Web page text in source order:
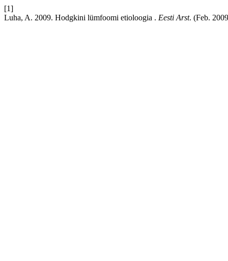
[1]
Luha, A. 2009. Hodgkini lümfoomi etioloogia . Eesti Arst. (Feb.